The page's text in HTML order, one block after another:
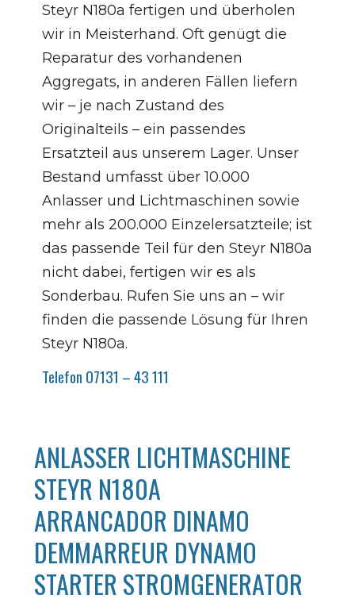
Steyr N180a fertigen und überholen
wir in Meisterhand. Oft genügt die
Reparatur des vorhandenen
Aggregats, in anderen Fällen liefern
wir – je nach Zustand des
Originalteils – ein passendes
Ersatzteil aus unserem Lager. Unser
Bestand umfasst über 10.000
Anlasser und Lichtmaschinen sowie
mehr als 200.000 Einzelersatzteile; ist
das passende Teil für den Steyr N180a
nicht dabei, fertigen wir es als
Sonderbau. Rufen Sie uns an – wir
finden die passende Lösung für Ihren
Steyr N180a.
Telefon 07131 – 43 111
ANLASSER LICHTMASCHINE
STEYR N180A
ARRANCADOR DINAMO
DEMMARREUR DYNAMO
STARTER STROMGENERATOR